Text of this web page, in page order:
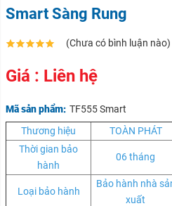
Smart Sàng Rung
(Chưa có bình luận nào)
Giá : Liên hệ
Mã sản phẩm: TF555 Smart
Thương hiệu
TOÀN PHÁT
Thời gian bảo
hành
06 tháng
Loại bảo hành
Bảo hành nhà
xuất